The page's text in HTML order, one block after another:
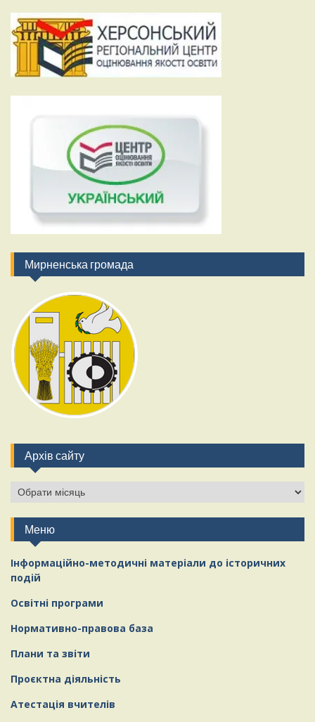
Мирненська громада
Архів сайту
Меню
Інформаційно-методичні матеріали до історичних
подій
Освітні програми
Нормативно-правова база
Плани та звіти
Проєктна діяльність
Атестація вчителів